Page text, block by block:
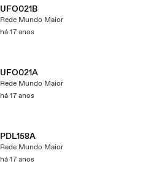
UFO021B
Rede Mundo Maior
há 17 anos
UFO021A
Rede Mundo Maior
há 17 anos
PDL158A
Rede Mundo Maior
há 17 anos